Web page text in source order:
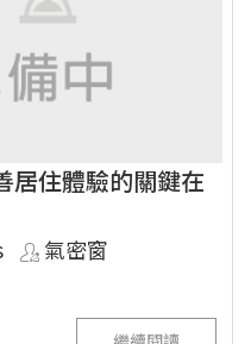
居住體驗的關鍵在
氣密窗